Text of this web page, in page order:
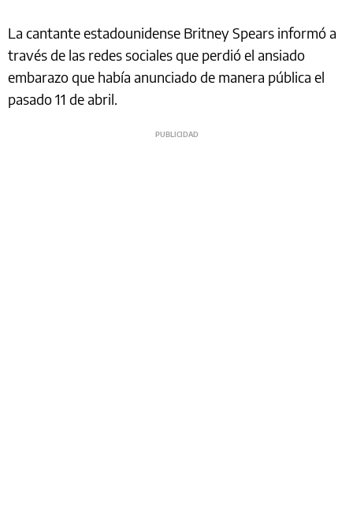
La cantante estadounidense Britney Spears informó a
través de las redes sociales que perdió el ansiado
embarazo que había anunciado de manera pública el
pasado 11 de abril.